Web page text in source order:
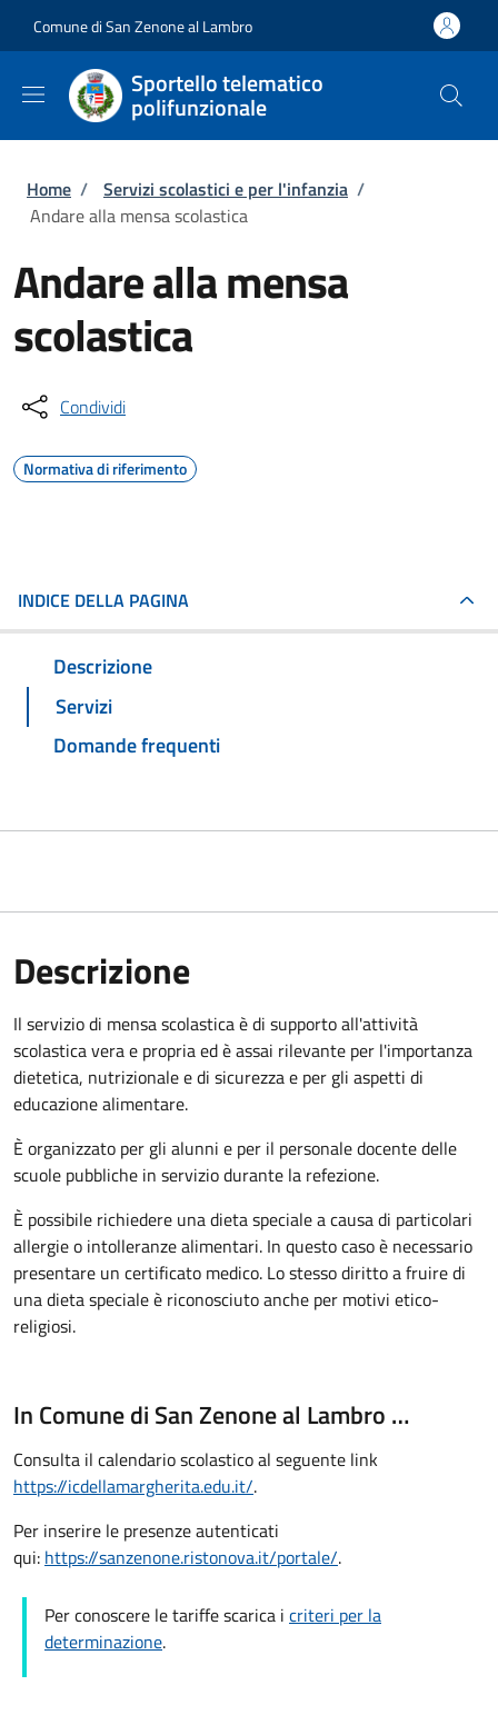
Comune di San Zenone al Lambro
Sportello telematico
polifunzionale
Briciole di pane
Home / Servizi scolastici e per l'infanzia /
Andare alla mensa scolastica
Andare alla mensa
scolastica
Condividi
Normativa di riferimento
INDICE DELLA PAGINA
Descrizione
Servizi
Domande frequenti
Descrizione
Il servizio di mensa scolastica è di supporto all'attività
scolastica vera e propria ed è assai rilevante per l'importanza
dietetica, nutrizionale e di sicurezza e per gli aspetti di
educazione alimentare.
È organizzato per gli alunni e per il personale docente delle
scuole pubbliche in servizio durante la refezione.
È possibile richiedere una dieta speciale a causa di particolari
allergie o intolleranze alimentari. In questo caso è necessario
presentare un certificato medico. Lo stesso diritto a fruire di
una dieta speciale è riconosciuto anche per motivi etico-
religiosi.
In Comune di San Zenone al Lambro …
Consulta il calendario scolastico al seguente link
https://icdellamargherita.edu.it/.
Per inserire le presenze autenticati
qui: https://sanzenone.ristonova.it/portale/.
Per conoscere le tariffe scarica i criteri per la
determinazione.